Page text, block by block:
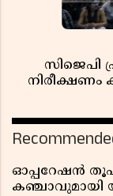
സിജെപി
നിരീക്ഷണം
ഓപ്പറേഷൻ
കഞ്ചാവുമായി